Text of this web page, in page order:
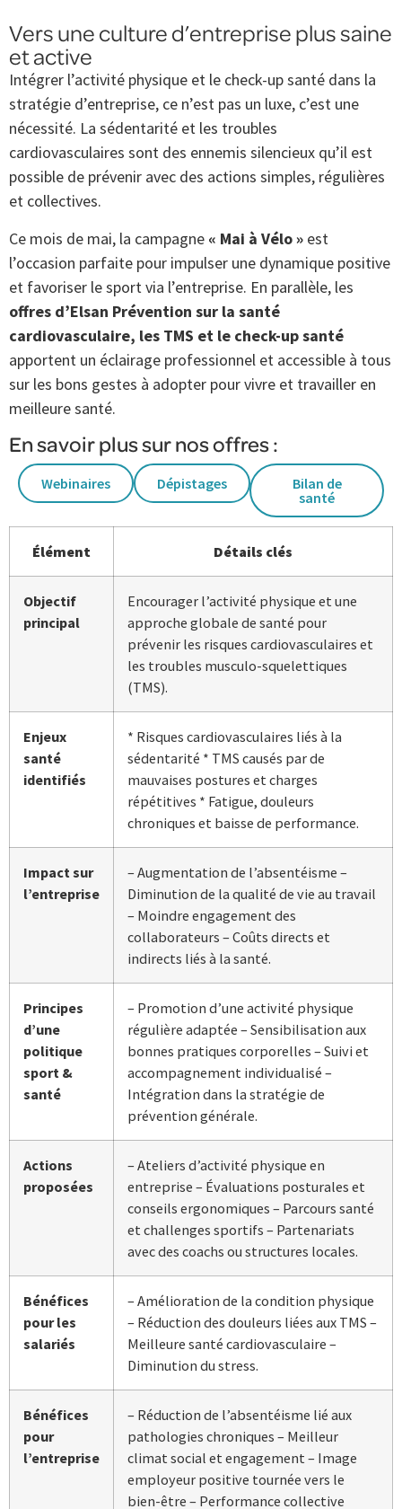
Vers une culture d’entreprise plus saine
et active
Intégrer l’activité physique et le check-up santé dans la
stratégie d’entreprise, ce n’est pas un luxe, c’est une
nécessité. La sédentarité et les troubles
cardiovasculaires sont des ennemis silencieux qu’il est
possible de prévenir avec des actions simples, régulières
et collectives.
Ce mois de mai, la campagne « Mai à Vélo » est
l’occasion parfaite pour impulser une dynamique positive
et favoriser le sport via l’entreprise. En parallèle, les
offres d’Elsan Prévention sur la santé
cardiovasculaire, les TMS et le check-up santé
apportent un éclairage professionnel et accessible à tous
sur les bons gestes à adopter pour vivre et travailler en
meilleure santé.
En savoir plus sur nos offres :
Webinaires Dépistages
Bilan de
santé
Élément Détails clés
Objectif
principal
Encourager l’activité physique et une
approche globale de santé pour
prévenir les risques cardiovasculaires et
les troubles musculo-squelettiques
(TMS).
Enjeux
santé
identifiés
* Risques cardiovasculaires liés à la
sédentarité * TMS causés par de
mauvaises postures et charges
répétitives * Fatigue, douleurs
chroniques et baisse de performance.
Impact sur
l’entreprise
– Augmentation de l’absentéisme –
Diminution de la qualité de vie au travail
– Moindre engagement des
collaborateurs – Coûts directs et
indirects liés à la santé.
Principes
d’une
politique
sport &
santé
– Promotion d’une activité physique
régulière adaptée – Sensibilisation aux
bonnes pratiques corporelles – Suivi et
accompagnement individualisé –
Intégration dans la stratégie de
prévention générale.
Actions
proposées
– Ateliers d’activité physique en
entreprise – Évaluations posturales et
conseils ergonomiques – Parcours santé
et challenges sportifs – Partenariats
avec des coachs ou structures locales.
Bénéfices
pour les
salariés
– Amélioration de la condition physique
– Réduction des douleurs liées aux TMS –
Meilleure santé cardiovasculaire –
Diminution du stress.
Bénéfices
pour
l’entreprise
– Réduction de l’absentéisme lié aux
pathologies chroniques – Meilleur
climat social et engagement – Image
employeur positive tournée vers le
bien-être – Performance collective